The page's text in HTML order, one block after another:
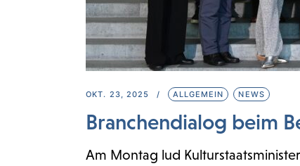
OKT. 23, 2025 ALLGEMEIN NEWS
Branchendialog beim
Am Montag lud